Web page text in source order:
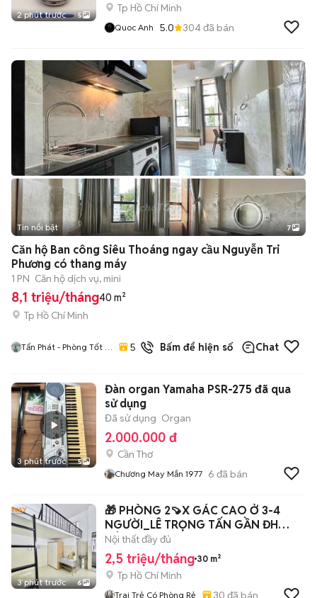
2 phút trước 5
Tp Hồ Chí Minh
Quoc Anh 5.0 304đã bán
+2
Tin nổi bật 7
Căn hộ Ban công Siêu Thoáng ngay cầu Nguyễn Tri
Phương có thang máy
1 PN Căn hộ dịch vụ, mini
8,1 triệu/tháng40 m²
Tp Hồ Chí Minh
Tấn Phát - Phòng Tốt /
5.0
đã
bán
Bấm để hiện số Chat
3 phút trước 5
Đàn organ Yamaha PSR-275 đã qua
sử dụng
Đã sử dụng Organ
2.000.000 đ
Cần Thơ
Chương May Mắn 1977 6 đã bán
3 phút trước 6
🎁 PHÒNG 2🍠X GÁC CAO Ở 3-4
NGƯỜI_LÊ TRỌNG TẤN GẦN ĐH
CÔNG THƯƠNG
Nội thất đầy đủ
2,5 triệu/tháng 30 m²
Tp Hồ Chí Minh
Trai Trẻ Có Phòng Rẻ 30 đã bán